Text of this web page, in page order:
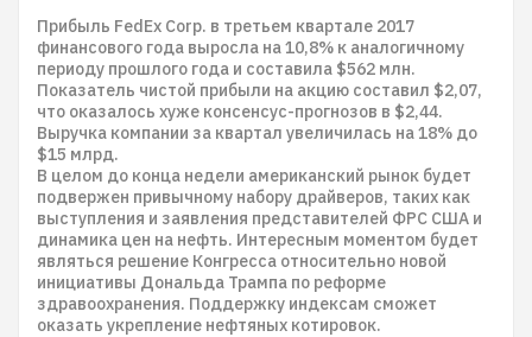
Прибыль FedEx Corp. в третьем квартале 2017
финансового года выросла на 10,8% к аналогичному
периоду прошлого года и составила $562 млн.
Показатель чистой прибыли на акцию составил $2,07,
что оказалось хуже консенсус-прогнозов в $2,44.
Выручка компании за квартал увеличилась на 18% до
$15 млрд.
В целом до конца недели американский рынок будет
подвержен привычному набору драйверов, таких как
выступления и заявления представителей ФРС США и
динамика цен на нефть. Интересным моментом будет
являться решение Конгресса относительно новой
инициативы Дональда Трампа по реформе
здравоохранения. Поддержку индексам сможет
оказать укрепление нефтяных котировок.